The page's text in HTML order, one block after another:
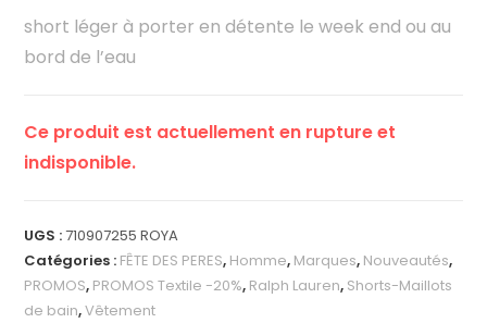
short léger à porter en détente le week end ou au
bord de l’eau
Ce produit est actuellement en rupture et
indisponible.
UGS :710907255 ROYA
Catégories : FÊTE DES PERES, Homme, Marques, Nouveautés,
PROMOS, PROMOS Textile -20%, Ralph Lauren, Shorts-Maillots
de bain,Vêtement